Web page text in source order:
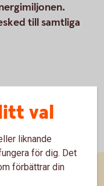
till samtliga
val
liknande
för dig. Det
förbättrar din